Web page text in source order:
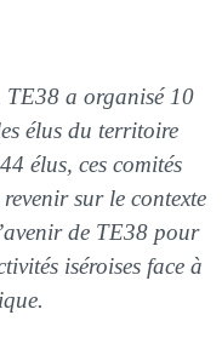
a organisé 10
élus du territoire
élus, ces comités
sur le contexte
de TE38 pour
iséroises face à